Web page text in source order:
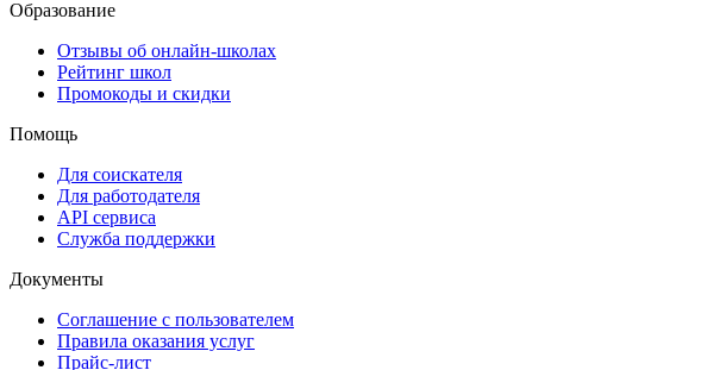
Образование
Отзывы об онлайн-школах
Рейтинг школ
Промокоды и скидки
Помощь
Для соискателя
Для работодателя
API сервиса
Служба поддержки
Документы
Соглашение с пользователем
Правила оказания услуг
Прайс-лист